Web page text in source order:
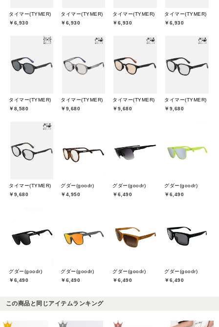
タイマー(TYMER)
￥6,930
タイマー(TYMER)
￥6,930
タイマー(TYMER)
￥6,930
タイマー(TYMER)
￥6,930
タイマー(TYMER)
￥8,580
タイマー(TYMER)
￥9,680
タイマー(TYMER)
￥9,680
タイマー(TYMER)
￥9,680
タイマー(TYMER)
￥9,680
グダー(goodr)
￥4,950
グダー(goodr)
￥6,490
グダー(goodr)
￥6,490
グダー(goodr)
￥6,490
グダー(goodr)
￥6,490
グダー(goodr)
￥6,490
グダー(goodr)
￥6,490
この商品と同じアイテムランキング